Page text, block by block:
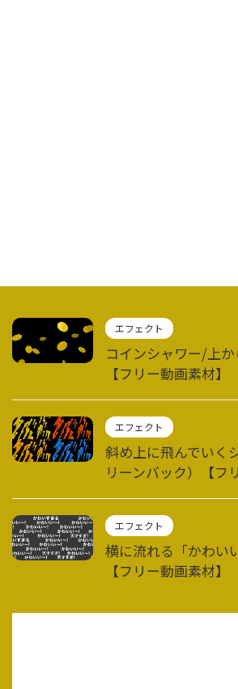
エフェクト
コインシャワー/上
【フリー動画素材】
エフェクト
斜め上に飛んでいく
リーンバック）【フ
エフェクト
横に流れる「かわい
【フリー動画素材】